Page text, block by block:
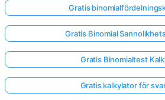
Gratis
Gratis Binomial
Gratis Binomialtest
Gratis kalkylator för